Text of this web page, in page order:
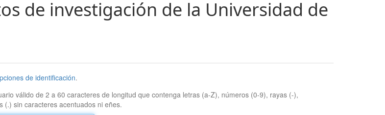
de investigación de la Universidad de
de identificación.
válido de 2 a 60 caracteres de longitud que contenga letras (a-Z), números (0-9), rayas (-),
(.) sin caracteres acentuados ni eñes.